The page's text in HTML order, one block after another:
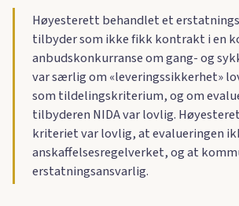
Høyesterett behandlet et
tilbyder som ikke fikk kontrakt i en
anbudskonkurranse om gang- og
var særlig om «leveringssikkerhet»
som tildelingskriterium, og om
tilbyderen NIDA var lovlig.
kriteriet var lovlig, at evalueringen
anskaffelsesregelverket, og at
erstatningsansvarlig.